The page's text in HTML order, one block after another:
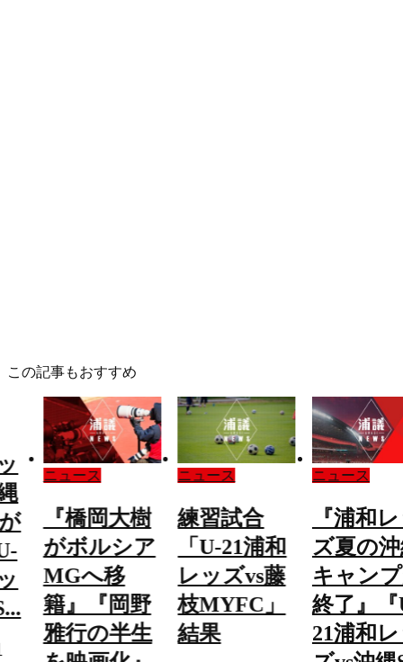
この記事もおすすめ
ニュース
『橋岡大樹
がボルシア
MGへ移
籍』『岡野
雅行の半生
ニュース
練習試合
「U-21浦和
レッズvs藤
枝MYFC」
結果
ニュース
『浦和
ズ夏の
キャン
終了』『
21浦和